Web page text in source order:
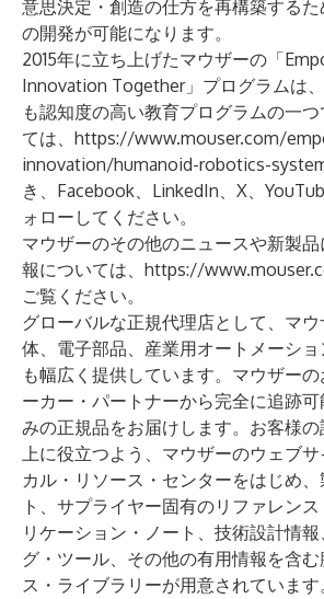
意思決定・創造の仕方を再構築する
の開発が可能になります。
2015年に立ち上げたマウザーの「
Innovation Together」プログラムは
も認知度の高い教育プログラムの一
ては、 https://www.mouser.com/
innovation/humanoid-robotics-
き、 Facebook、 LinkedIn、 X、
ォローしてください。
マウザーのその他のニュースや新製
報については、 https://
ご覧ください。
グローバルな正規代理店として、マ
体、電子部品、産業用オートメーシ
も幅広く提供しています。マウザー
ーカー・パートナーから完全に追跡
みの正規品をお届けします。お客様
上に役立つよう、マウザーのウェブサ
カル・リソース・センターをはじめ
ト、サプライヤー固有のリファレン
リケーション・ノート、技術設計情
グ・ツール、その他の有用情報を含
ス・ライブラリーが用意されています